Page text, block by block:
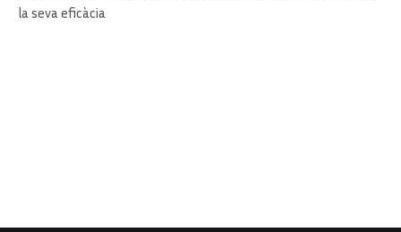
la seva eficàcia